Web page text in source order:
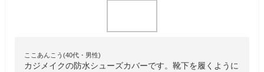
ここあんこう(40代・男性)
カジメイクの防水シューズカバーです。靴下を履くように